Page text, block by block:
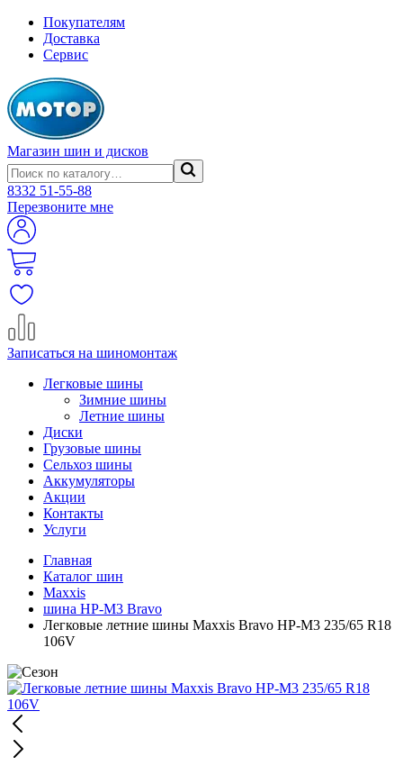
Покупателям
Доставка
Сервис
Магазин шин и дисков
8332 51-55-88
Перезвоните мне
Записаться на шиномонтаж
Легковые шины
Зимние шины
Летние шины
Диски
Грузовые шины
Сельхоз шины
Аккумуляторы
Акции
Контакты
Услуги
Главная
Каталог шин
Maxxis
шина HP-M3 Bravo
Легковые летние шины Maxxis Bravo HP-M3 235/65 R18
106V